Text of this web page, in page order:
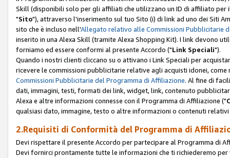
Skill (disponibili solo per gli affiliati che utilizzano un ID di affiliato per
"Sito"), attraverso l'inserimento sul tuo Sito (i) di link ad uno dei Siti
sito che è incluso nell'Allegato relativo alle Commissioni Pubblicitarie
inserito in una Alexa Skill (tramite Alexa Shopping Kit). I link devono
forniamo ed essere conformi al presente Accordo ("Link Speciali").
Quando i nostri clienti cliccano su o attivano i Link Speciali per
ricevere le commissioni pubblicitarie relative agli acquisti idonei,
Commissioni Pubblicitarie del Programma di Affiliazione. Al fine di
dati, immagini, testi, formati dei link, widget, link, contenuto
Alexa e altre informazioni connesse con il Programma di Affiliazione ("
qualsiasi dato, immagine, testo o altre informazioni o contenuti
2.Requisiti di Conformità del Programma di
Devi rispettare il presente Accordo per partecipare al Programma di
Devi fornirci prontamente tutte le informazioni che ti richiederemo